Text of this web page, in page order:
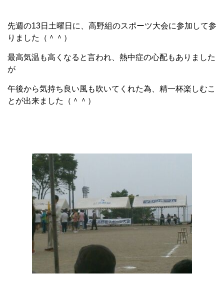
先週の13日土曜日に、高野組のスポーツ大会に参加して参
りました（＾＾）
最高気温も高くなると言われ、熱中症の心配もありました
が
午後から気持ち良い風も吹いてくれた為、精一杯楽しむこ
とが出来ました（＾＾）